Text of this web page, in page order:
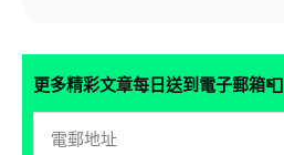
更多精彩文章每日送到電子郵箱📮